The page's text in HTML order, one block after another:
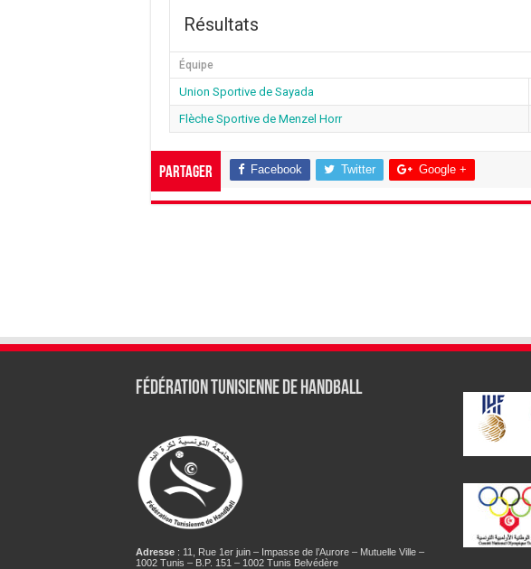
Résultats
Équipe
Union Sportive de Sayada
Flèche Sportive de Menzel Horr
Partager Facebook Twitter Google +
Fédération tunisienne de Handball
Adresse: 11, Rue 1er juin – Impasse de l’Aurore – Mutuelle Ville –
1002 Tunis – B.P. 151 – 1002 Tunis Belvédère